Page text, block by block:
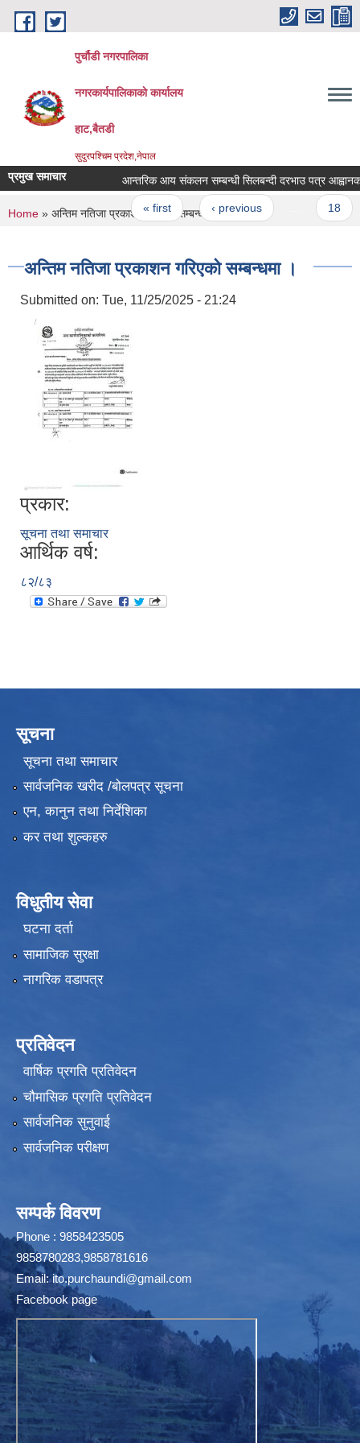
Skip to main content
पुर्चौडी नगरपालिका
नगरकार्यपालिकाकाे कार्यालय
हाट,बैतडी
सुदुरपश्चिम प्रदेश,नेपाल
प्रमुख समाचार आन्तरिक आय संकलन सम्बन्धी सिलबन्दी दरभाउ पत्र आह्वानको
Pages
« first ‹ previous
You are here
Home » अन्तिम नतिजा प्रकाशन गरिएकाे सम्बन्धमा ।
अन्तिम नतिजा प्रकाशन गरिएकाे सम्बन्धमा ।
Submitted on: Tue, 11/25/2025 - 21:24
प्रकार:
सूचना तथा समाचार
आर्थिक वर्ष:
८२/८३
सूचना
सूचना तथा समाचार
सार्वजनिक खरीद /बोलपत्र सूचना
एन, कानुन तथा निर्देशिका
कर तथा शुल्कहरु
विधुतीय सेवा
घटना दर्ता
सामाजिक सुरक्षा
नागरिक वडापत्र
प्रतिवेदन
वार्षिक प्रगति प्रतिवेदन
चौमासिक प्रगति प्रतिवेदन
सार्वजनिक सुनुवाई
सार्वजनिक परीक्षण
सम्पर्क विवरण
Phone : 9858423505
9858780283,9858781616
Email:ito.purchaundi@gmail.com
Facebook page